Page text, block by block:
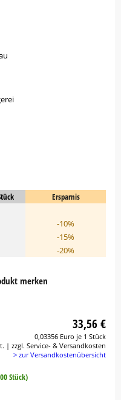
Ersparnis
-10%
-15%
-20%
merken
33,56 €
0,03356 Euro je 1 Stück
| zzgl. Service- & Versandkosten
> zur Versandkostenübersicht
Stück)